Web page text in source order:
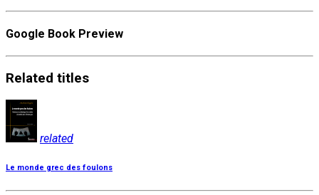
Google Book Preview
Related titles
related
Le monde grec des foulons